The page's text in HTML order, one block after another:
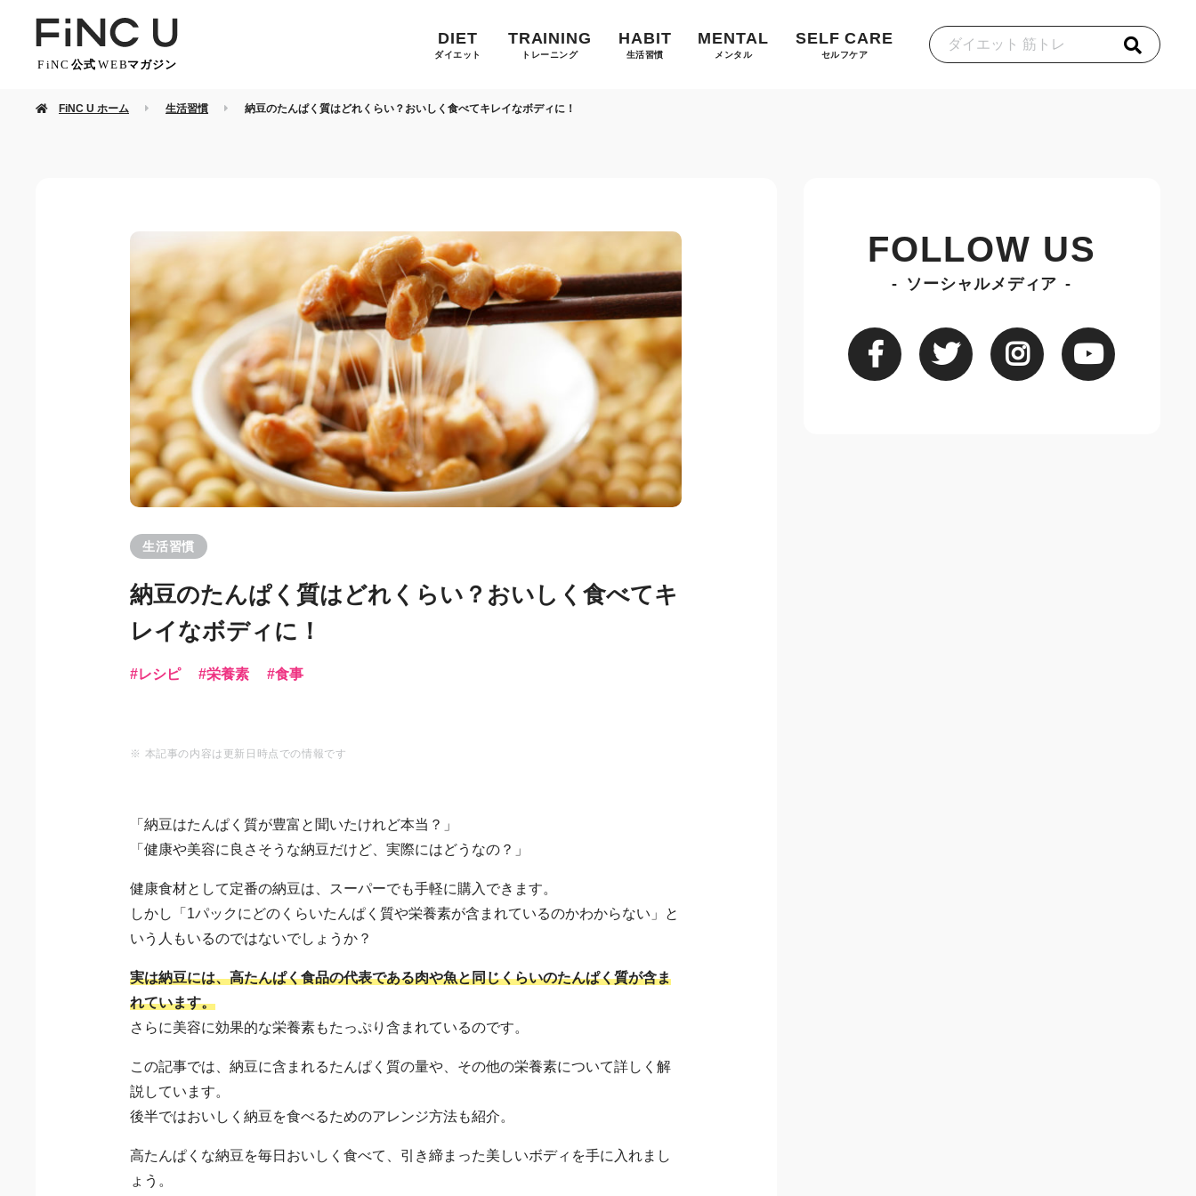
DIET
ダイエット
TRAINING
トレーニング
HABIT
生活習慣
MENTAL
メンタル
SELF CARE
セルフケア
FiNC U ホーム 生活習慣 納豆のたんぱく質はどれくらい？おいしく食べてキレイなボディに！
生活習慣
納豆のたんぱく質はどれくらい？おいしく食べてキ
レイなボディに！
レシピ 栄養素 食事
※ 本記事の内容は更新日時点での情報です
「納豆はたんぱく質が豊富と聞いたけれど本当？」
「健康や美容に良さそうな納豆だけど、実際にはどうなの？」
健康食材として定番の納豆は、スーパーでも手軽に購入できます。
しかし「1パックにどのくらいたんぱく質や栄養素が含まれているのかわからない」と
いう人もいるのではないでしょうか？
実は納豆には、高たんぱく食品の代表である肉や魚と同じくらいのたんぱく質が含ま
れています。
さらに美容に効果的な栄養素もたっぷり含まれているのです。
この記事では、納豆に含まれるたんぱく質の量や、その他の栄養素について詳しく解
説しています。
後半ではおいしく納豆を食べるためのアレンジ方法も紹介。
高たんぱくな納豆を毎日おいしく食べて、引き締まった美しいボディを手に入れまし
ょう。
FOLLOW US
ソーシャルメディア